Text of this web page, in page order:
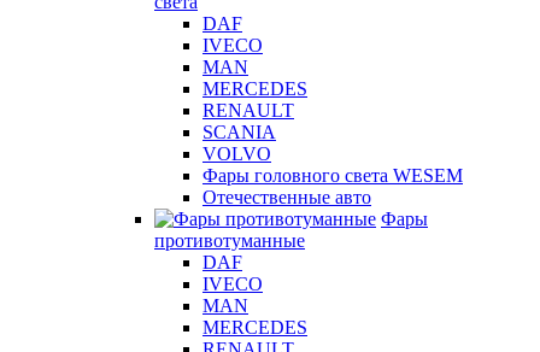
DAF
IVECO
MAN
MERCEDES
RENAULT
SCANIA
VOLVO
Фары головного света WESEM
Отечественные авто
Фары
противотуманные
DAF
IVECO
MAN
MERCEDES